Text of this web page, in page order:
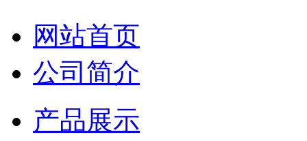
网站首页
公司简介
产品展示